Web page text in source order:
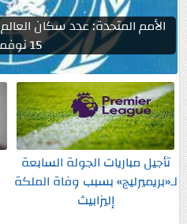
15 نوفمبر...
تأجيل مباريات الجولة السابعة
لـ«بريميرليج» بسبب وفاة الملكة
إليزابيث